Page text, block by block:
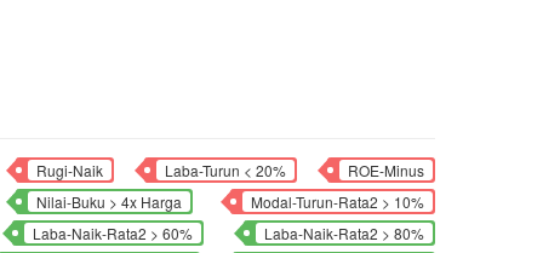
Rugi-Naik Laba-Turun < 20%
ROE-Minus
Nilai-Buku > 4x Harga
Modal-Turun-Rata2 > 10%
Laba-Naik-Rata2 > 60%
Laba-Naik-Rata2 > 80%